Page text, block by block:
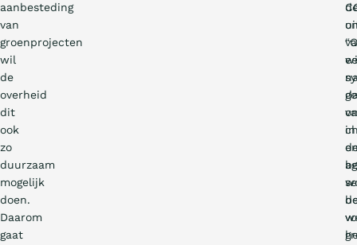
aanbesteding
van
groenprojecten
wil
de
overheid
dit
ook
zo
duurzaam
mogelijk
doen.
Daarom
gaat
in